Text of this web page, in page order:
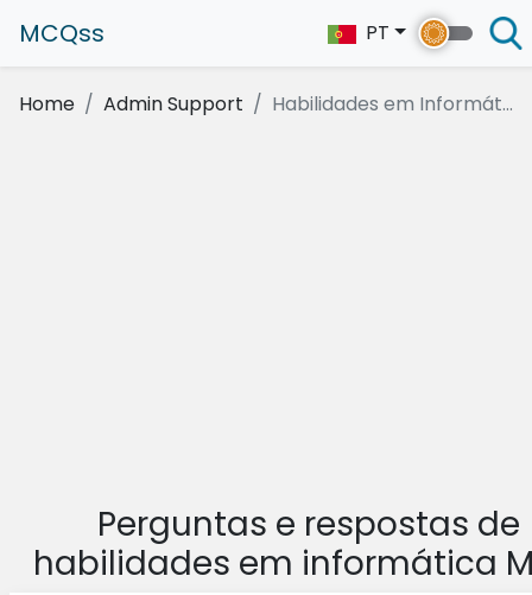
MCQss PT
Home Admin Support Habilidades em Informát...
Perguntas e respostas de
habilidades em informática